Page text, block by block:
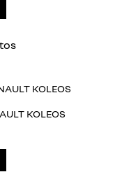
KOLEOS